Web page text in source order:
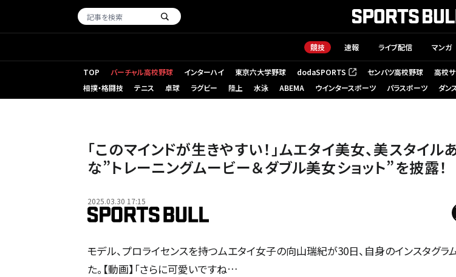
競技 速報 ライブ配信 マンガ
TOP バーチャル高校野球 インターハイ 東京六大学野球 dodaSPORTS
（新しいタブで開く） センバツ高校野球 高校
相撲・格闘技
テニス 卓球 ラグビー 陸上 水泳 ABEMA ウインタースポーツ パラスポーツ ダン
「このマインドが生きやすい！」ムエタイ美女、美スタイル
な”トレーニングムービー＆ダブル美女ショット”を披露！
2025.03.30 17:15
モデル、プロライセンスを持つムエタイ女子の向山瑞紀が30日、自身のインスタグラ
た。【動画】「さらに可愛いですね…